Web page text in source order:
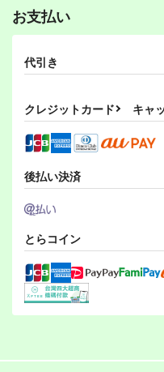
討つ
750円
サンプル
作品詳細
雪だるま工房
専売 550円（税込）
佐々木×キョン
専売
お支払い
代引き
クレジットカード キャ
後払い決済
とらコイン